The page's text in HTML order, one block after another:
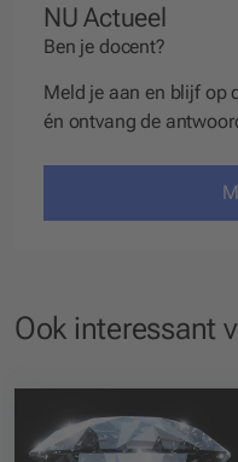
NU Actueel
Ben je docent?
Meld je aan en blijf op
én ontvang de
Ook interessant